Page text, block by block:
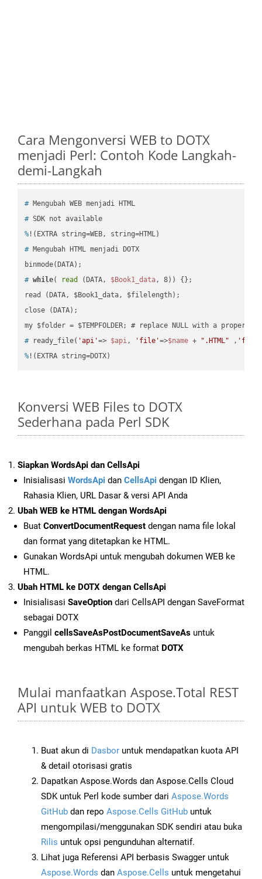
Cara Mengonversi WEB to DOTX
menjadi Perl: Contoh Kode Langkah-
demi-Langkah
# Mengubah WEB menjadi HTML
# SDK not available
% !(EXTRA string=WEB, string=HTML)
# Mengubah HTML menjadi DOTX
# while( read (DATA, $Book1_data, 8)) {};
read (DATA, $Book1_data, $filelength);
close (DATA);
# ready_file( 'api'=> $api, 'file'=>$name + ".HTML" ,
% !(EXTRA string=DOTX)
Konversi WEB Files to DOTX
Sederhana pada Perl SDK
Siapkan WordsApi dan CellsApi
Inisialisasi WordsApi dan CellsApi dengan ID Klien,
Rahasia Klien, URL Dasar & versi API Anda
Ubah WEB ke HTML dengan WordsApi
Buat ConvertDocumentRequest dengan nama file lokal
dan format yang ditetapkan ke HTML.
Gunakan WordsApi untuk mengubah dokumen WEB ke
HTML.
Ubah HTML ke DOTX dengan CellsApi
Inisialisasi SaveOption dari CellsAPI dengan SaveFormat
sebagai DOTX
Panggil cellsSaveAsPostDocumentSaveAs untuk
mengubah berkas HTML ke format DOTX
Mulai manfaatkan Aspose.Total REST
API untuk WEB to DOTX
Buat akun di Dasbor untuk mendapatkan kuota API
& detail otorisasi gratis
Dapatkan Aspose.Words dan Aspose.Cells Cloud
SDK untuk Perl kode sumber dari Aspose.Words
GitHub dan repo Aspose.Cells GitHub untuk
mengompilasi/menggunakan SDK sendiri atau buka
Rilis untuk opsi pengunduhan alternatif.
Lihat juga Referensi API berbasis Swagger untuk
Aspose.Words dan Aspose.Cells untuk mengetahui